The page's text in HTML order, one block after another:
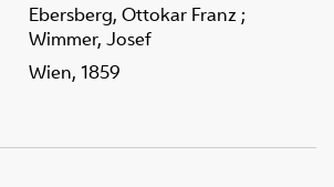
Ebersberg, Ottokar Franz ;
Wimmer, Josef
Wien, 1859